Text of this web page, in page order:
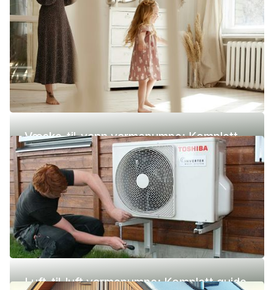
2026
Væske-til-vann varmepumpe: Komplett
guide (pris, fordeler og ulemper)
Luft-til-luft varmepumpe: Komplett guide